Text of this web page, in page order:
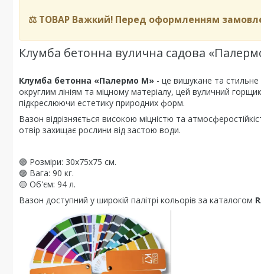
⚖️ ТОВАР Важкий! Перед оформленням
Клумба бетонна вулична садова
Клумба бетонна «Палермо M» - це вишукане та
округлим лініям та міцному матеріалу, цей вуличний
підкреслюючи естетику природних форм.
Вазон відрізняється високою міцністю та
отвір захищає рослини від застою води.
🟢 Розміри: 30x75x75 см.
🟣 Вага: 90 кг.
🟡 Об'єм: 94 л.
Вазон доступний у широкій палітрі кольорів за каталогом